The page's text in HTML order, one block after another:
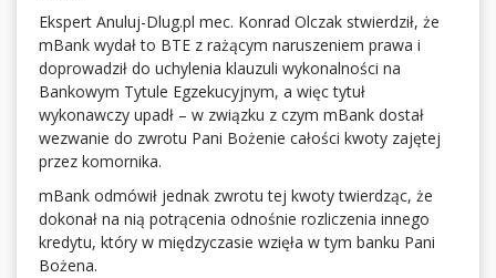
Ekspert Anuluj-Dlug.pl mec. Konrad Olczak stwierdził, że
mBank wydał to BTE z rażącym naruszeniem prawa i
doprowadził do uchylenia klauzuli wykonalności na
Bankowym Tytule Egzekucyjnym, a więc tytuł
wykonawczy upadł – w związku z czym mBank dostał
wezwanie do zwrotu Pani Bożenie całości kwoty zajętej
przez komornika.
mBank odmówił jednak zwrotu tej kwoty twierdząc, że
dokonał na nią potrącenia odnośnie rozliczenia innego
kredytu, który w międzyczasie wzięła w tym banku Pani
Bożena.